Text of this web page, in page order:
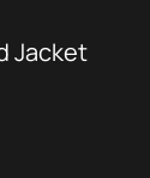
Jacket